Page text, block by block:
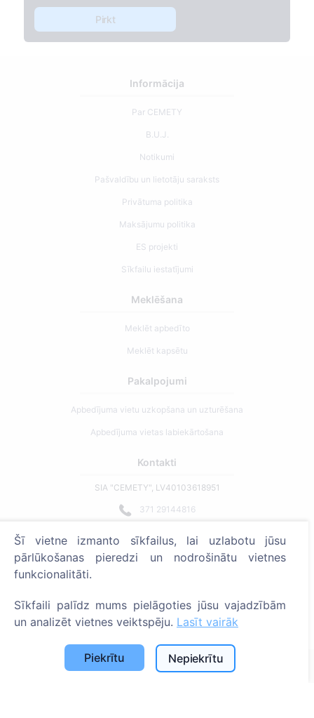
Pirkt
Informācija
Par CEMETY
B.U.J.
Notikumi
Pašvaldību un lietotāju saraksts
Privātuma politika
Maksājumu politika
ES projekti
Sīkfailu iestatījumi
Meklēšana
Meklēt apbedīto
Meklēt kapsētu
Pakalpojumi
Apbedījuma vietu uzkopšana un uzturēšana
Apbedījuma vietas labiekārtošana
Kontakti
SIA "CEMETY", LV40103618951
371 29144816
Strādājam visā Latvijā!
Administratoriem
© 2013 - 2026 Cemety Visas tiesības aizsargātas
Privātuma politika un noteikumi.
Šī vietne izmanto sīkfailus, lai uzlabotu jūsu
pārlūkošanas pieredzi un nodrošinātu vietnes
funkcionalitāti.
Sīkfaili palīdz mums pielāgoties jūsu vajadzībām
un analizēt vietnes veiktspēju. Lasīt vairāk
Piekrītu Nepiekrītu